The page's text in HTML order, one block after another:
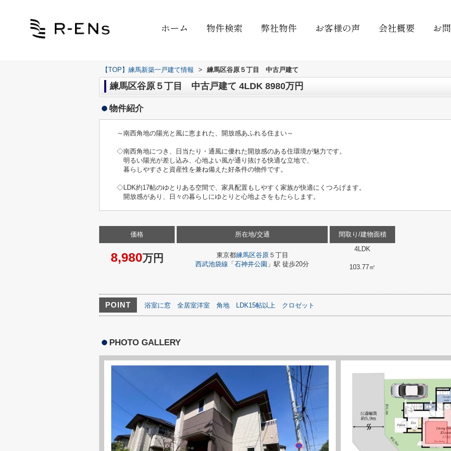
ホーム 物件検索 弊社物件 お客様の声 会社概要 お
【TOP】練馬新築一戸建て情報 > 練馬区谷原５丁目 中古戸建て
練馬区谷原５丁目 中古戸建て 4LDK 8980万円
物件紹介
～南西角地の陽光と風に恵まれた、開放感あふれる住まい～
◇南西角地につき、日当たり・通風に優れた開放感のある住環境が魅力です。
明るい陽光が差し込み、心地よい風が通り抜ける快適な立地で、
暮らしやすさと資産性を兼ね備えた好条件の物件です。
◇LDK約17帖のゆとりある空間で、家具配置もしやすく家族が快適にくつろげます。
開放感があり、日々の暮らしにゆとりと心地よさをもたらします。
価格
8,980万円
所在地/交通
東京都練馬区谷原５丁目
西武池袋線 「 石神井公園 」駅 徒歩20分
間取り/建物面積
4LDK
103.77㎡
POINT 浴室に窓 全居室洋室 角地 LDK15帖以上 クロゼット
PHOTO GALLERY